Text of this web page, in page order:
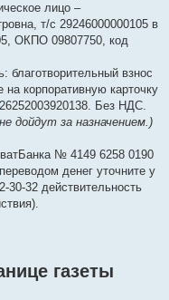
лицо –
т/с 29246000000105 в
ОКПО 09807750, код
благотворительный взнос
на корпоративную карточку
Без НДС.
дойдут за назначением.)
№ 4149 6258 0190
денег уточните у
30-32 действительность
газеты